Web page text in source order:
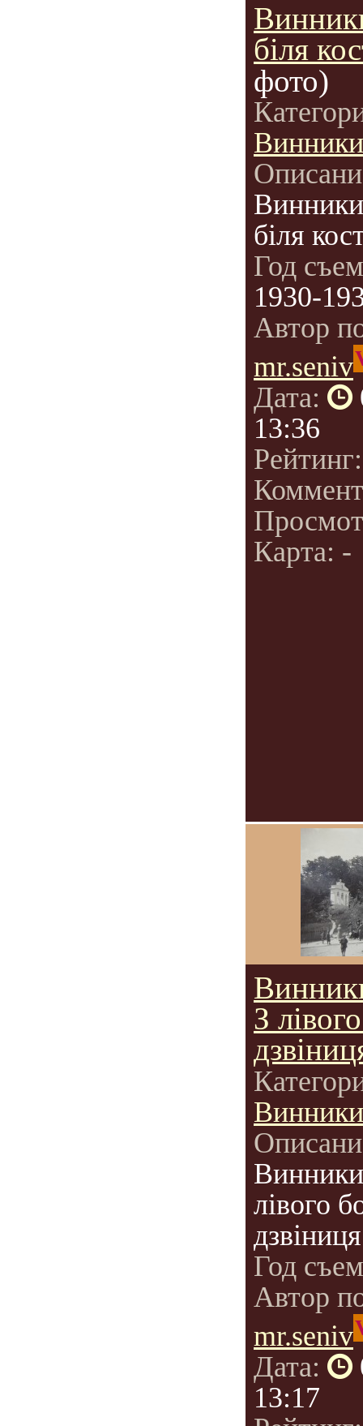
біля
фото)
Винники
біля
Год
1930-
Автор
mr.seniv
Дата:
13:36
Карта: -
З
Винники
лівого
Год
Автор
mr.seniv
Дата:
13:17